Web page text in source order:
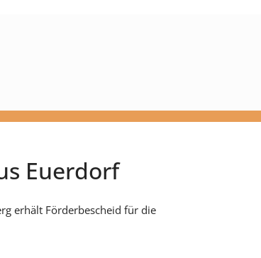
Euerdorf
erhält Förderbescheid für die